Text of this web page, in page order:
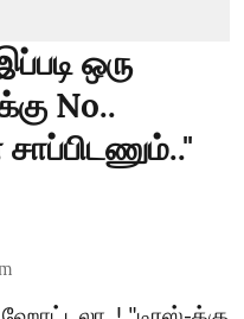
ஒரு
No..